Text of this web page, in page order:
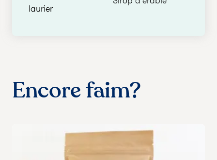
laurier
Encore faim?